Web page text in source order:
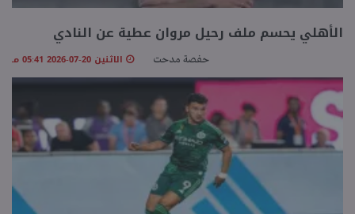
الأهلي يحسم ملف رحيل مروان عطية عن النادي
حفصة مدحت الاثنين 20-07-2026 05:41 مـ